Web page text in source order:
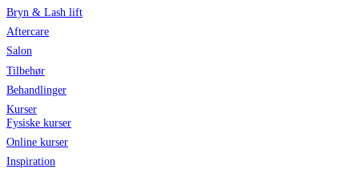
Bryn & Lash lift
Aftercare
Salon
Tilbehør
Behandlinger
Kurser
Fysiske kurser
Online kurser
Inspiration